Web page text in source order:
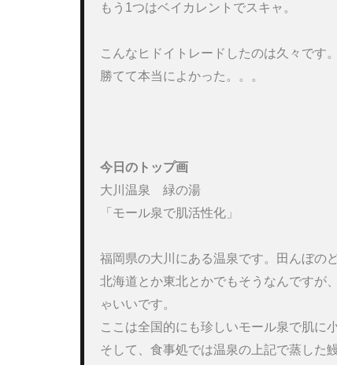
もう1つはベイカレントでスキャ。
こんなヒドイトレードしたのは久々です。
勝てて本当によかった。。。
今日のトップ画
大川温泉　緑の湯
「モール泉で肌活性化」
福岡県の大川にある温泉です。田んぼの
北海道とか東北とかでもそうなんですが
ゃいいです。
ここは全国的にも珍しいモール泉で肌に
そして、食事処では温泉の上記で蒸した